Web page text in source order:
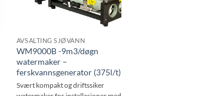
AVSALTING SJØVANN
WM9000B -9m3/døgn
watermaker –
ferskvannsgenerator (375l/t)
Svært kompakt og driftssiker